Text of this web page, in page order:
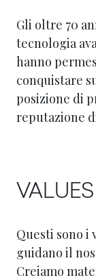
Gli oltre 70
tecnologia
hanno
conquistare
posizione di
reputazione
VALUES
Questi sono i
guidano il
Creiamo